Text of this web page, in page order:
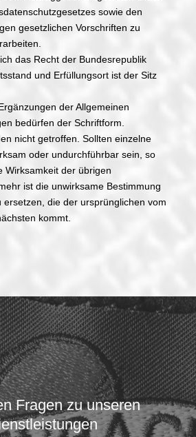
sowie den
gesetzlichen Vorschriften zu
das Recht der Bundesrepublik
und Erfüllungsort ist der Sitz
der Allgemeinen
bedürfen der Schriftform.
nicht getroffen. Sollten einzelne
oder undurchführbar sein, so
Wirksamkeit der übrigen
ist die unwirksame Bestimmung
ersetzen, die der ursprünglichen vom
kommt.
Fragen zu unseren